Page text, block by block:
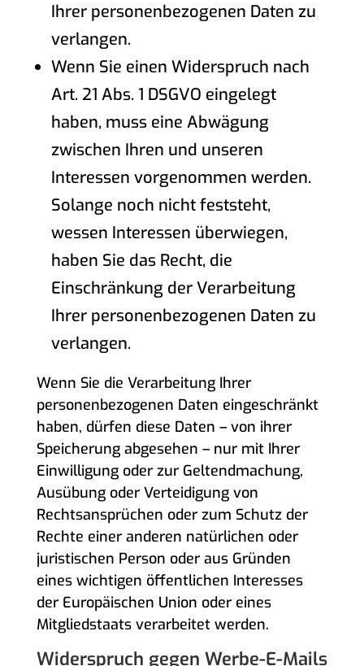
Ihrer personenbezogenen Daten zu
verlangen.
Wenn Sie einen Widerspruch nach
Art. 21 Abs. 1 DSGVO eingelegt
haben, muss eine Abwägung
zwischen Ihren und unseren
Interessen vorgenommen werden.
Solange noch nicht feststeht,
wessen Interessen überwiegen,
haben Sie das Recht, die
Einschränkung der Verarbeitung
Ihrer personenbezogenen Daten zu
verlangen.
Wenn Sie die Verarbeitung Ihrer
personenbezogenen Daten eingeschränkt
haben, dürfen diese Daten – von ihrer
Speicherung abgesehen – nur mit Ihrer
Einwilligung oder zur Geltendmachung,
Ausübung oder Verteidigung von
Rechtsansprüchen oder zum Schutz der
Rechte einer anderen natürlichen oder
juristischen Person oder aus Gründen
eines wichtigen öffentlichen Interesses
der Europäischen Union oder eines
Mitgliedstaats verarbeitet werden.
Widerspruch gegen Werbe-E-Mails